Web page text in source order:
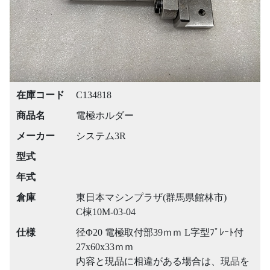
在庫コード
C134818
商品名
電極ホルダー
メーカー
システム3R
型式
年式
倉庫
東日本マシンプラザ(群馬県館林市)
C棟10M-03-04
仕様
径Φ20 電極取付部39ｍｍ L字型ﾌﾟﾚｰﾄ付
27x60x33ｍｍ
内容と現品に相違がある場合は、現品を